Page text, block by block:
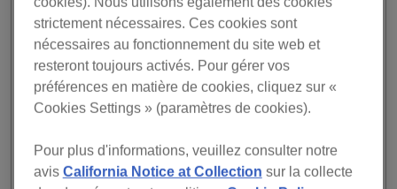
Beatsource Streaming et TIDAL.
strictement nécessaires. Ces cookies sont
nécessaires au fonctionnement du site web et
resteront toujours activés. Pour gérer vos
préférences en matière de cookies, cliquez sur «
Cookies Settings » (paramètres de cookies).
Pour plus d'informations, veuillez consulter notre
avis California Notice at Collection sur la collecte